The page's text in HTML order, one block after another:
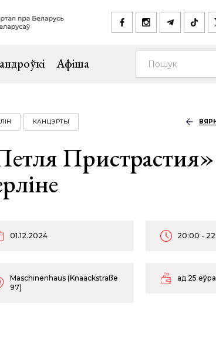
Афіша
КАНЦЭРТЫ
01.12.2024 20:00 -
Maschinenhaus (Knaackstraße
97)
ад 25 еўра